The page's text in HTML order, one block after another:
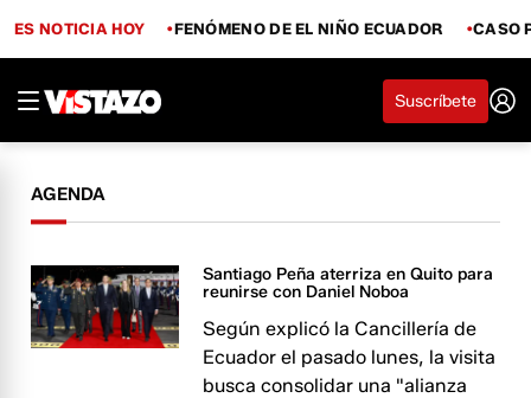
ES NOTICIA HOY FENÓMENO DE EL NIÑO ECUADOR CASO
Suscríbete
AGENDA
Santiago Peña aterriza en Quito para
reunirse con Daniel Noboa
Según explicó la Cancillería de
Ecuador el pasado lunes, la visita
busca consolidar una "alianza